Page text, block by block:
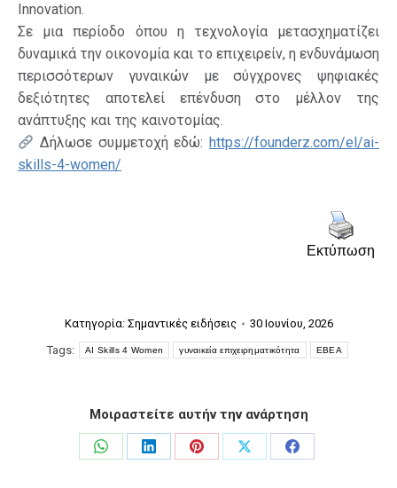
Innovation.
Σε μια περίοδο όπου η τεχνολογία μετασχηματίζει
δυναμικά την οικονομία και το επιχειρείν, η ενδυνάμωση
περισσότερων γυναικών με σύγχρονες ψηφιακές
δεξιότητες αποτελεί επένδυση στο μέλλον της
ανάπτυξης και της καινοτομίας.
Δήλωσε συμμετοχή εδώ: https://founderz.com/el/ai-
skills-4-women/
Εκτύπωση
Κατηγορία: Σημαντικές ειδήσεις
30 Ιουνίου, 2026
Tags:
AI Skills 4 Women γυναικεία επιχειρηματικότητα ΕΒΕΑ
Μοιραστείτε αυτήν την ανάρτηση
Share
Share
Share
Share
Share